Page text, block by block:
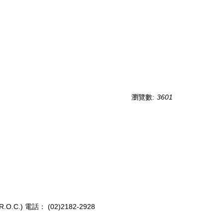
瀏覽數: 3601
電話： (02)2182-2928